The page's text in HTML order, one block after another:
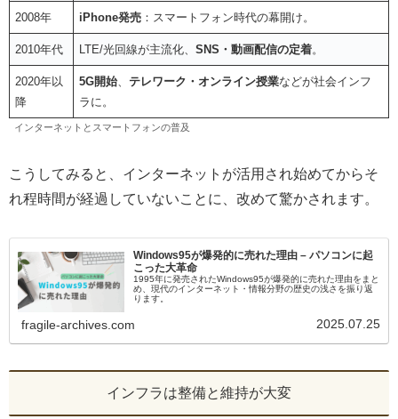
2008年 iPhone発売 ：スマートフォン時代の幕開け。
2010年代 LTE/光回線が主流化、SNS・動画配信の定着。
2020年以
降
5G開始 テレワーク・オンライン授業などが社会インフ
ラに。
インターネットとスマートフォンの普及
こうしてみると、インターネットが活用され始めてからそ
れ程時間が経過していないことに、改めて驚かされます。
Windows95が爆発的に売れた理由 – パソコンに起
こった大革命
1995年に発売されたWindows95が爆発的に売れた理由をまと
め、現代のインターネット・情報分野の歴史の浅さを振り返
ります。
fragile-archives.com 2025.07.25
インフラは整備と維持が大変